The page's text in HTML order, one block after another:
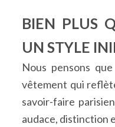
BIEN PLUS
UN STYLE
Nous pensons
vêtement qui
savoir-faire
audace, distinction